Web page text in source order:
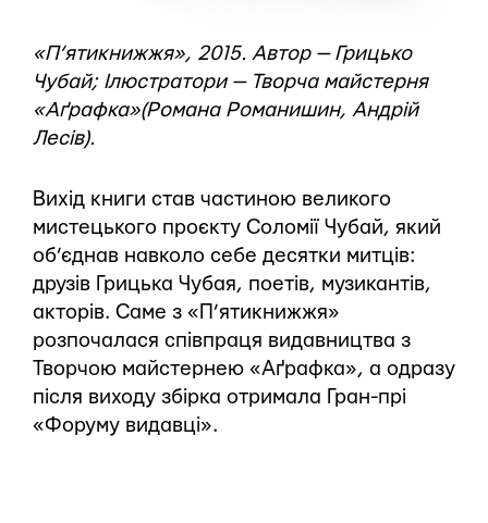
«П’ятикнижжя», 2015. Автор — Грицько
Чубай; Ілюстратори — Творча майстерня
«Аґрафка»(Романа Романишин, Андрій
Лесів).
Вихід книги став частиною великого
мистецького проєкту Соломії Чубай, який
об’єднав навколо себе десятки митців:
друзів Грицька Чубая, поетів, музикантів,
акторів. Саме з «П’ятикнижжя»
розпочалася співпраця видавництва з
Творчою майстернею «Аґрафка», а одразу
після виходу збірка отримала Гран-прі
«Форуму видавці».